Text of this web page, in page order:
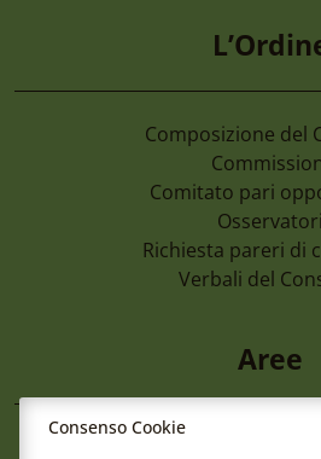
Composizione del
Comitato pari
Osservatori
Richiesta pareri di
Verbali del
Aree
Consenso Cookie